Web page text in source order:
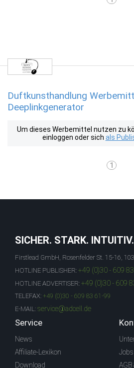
Duftkunsthandlung
Deeplinkgenerator
Um dieses Werbemittel nutzen zu
einloggen oder sich als
1
SICHER. STARK. INTUITIV.
Firstlead GmbH, Rosenfelder St. 15-16,
HOTLINE PUBLISHER: +49 (0)30 - 609
HOTLINE ADVERTISER: +49 (0)30 - 609
TELEFAX: +49 (0)30 - 609 83 61-99
E-MAIL: service@adcell.de
Service
News
Affiliate-Lexikon
Download
Jobs